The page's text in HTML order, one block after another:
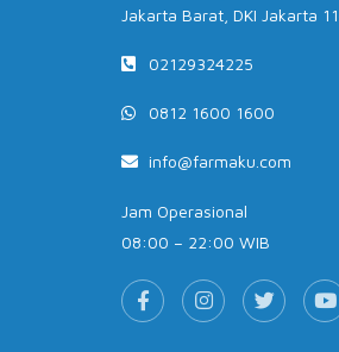
Jakarta Barat, DKI Jakarta
02129324225
0812 1600 1600
info@farmaku.com
Jam Operasional
08:00 – 22:00 WIB